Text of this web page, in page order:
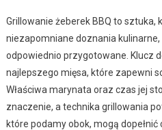
Grillowanie żeberek BBQ to sztuka,
niezapomniane doznania
odpowiednio przygotowane. Klucz
najlepszego mięsa, które zapewni
Właściwa marynata oraz czas jej
znaczenie, a technika grillowania
które podamy obok, mogą dopełnić